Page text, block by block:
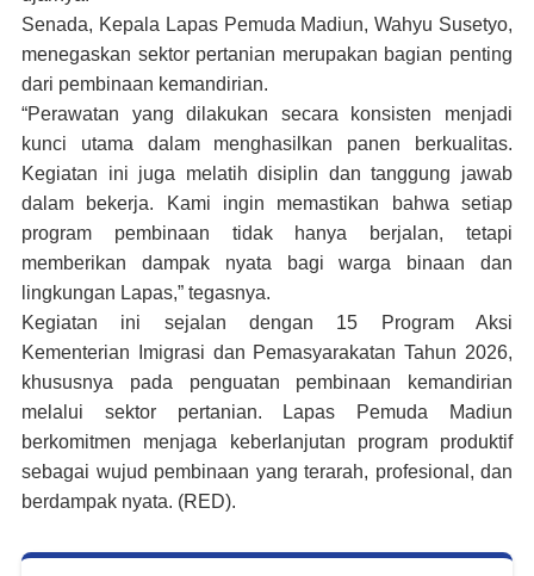
Senada, Kepala Lapas Pemuda Madiun, Wahyu Susetyo,
menegaskan sektor pertanian merupakan bagian penting
dari pembinaan kemandirian.
“Perawatan yang dilakukan secara konsisten menjadi
kunci utama dalam menghasilkan panen berkualitas.
Kegiatan ini juga melatih disiplin dan tanggung jawab
dalam bekerja. Kami ingin memastikan bahwa setiap
program pembinaan tidak hanya berjalan, tetapi
memberikan dampak nyata bagi warga binaan dan
lingkungan Lapas,” tegasnya.
Kegiatan ini sejalan dengan 15 Program Aksi
Kementerian Imigrasi dan Pemasyarakatan Tahun 2026,
khususnya pada penguatan pembinaan kemandirian
melalui sektor pertanian. Lapas Pemuda Madiun
berkomitmen menjaga keberlanjutan program produktif
sebagai wujud pembinaan yang terarah, profesional, dan
berdampak nyata. (RED).